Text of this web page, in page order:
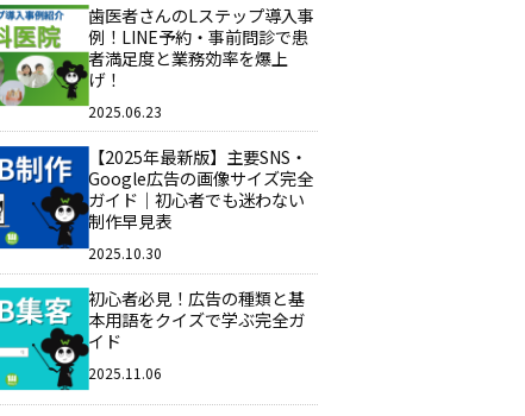
歯医者さんのLステップ導入事
例！LINE予約・事前問診で患
者満足度と業務効率を爆上
げ！
2025.06.23
【2025年最新版】主要SNS・
Google広告の画像サイズ完全
ガイド｜初心者でも迷わない
制作早見表
2025.10.30
初心者必見！広告の種類と基
本用語をクイズで学ぶ完全ガ
イド
2025.11.06